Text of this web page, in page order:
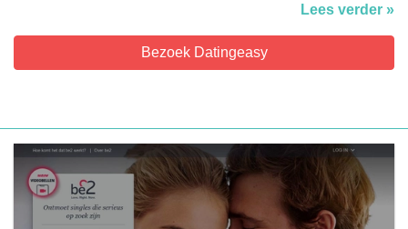
Lees verder »
Bezoek Datingeasy